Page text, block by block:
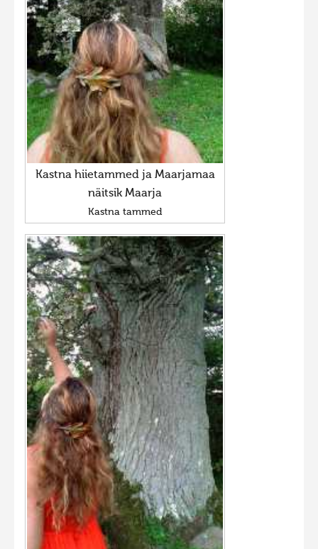
Kastna hiietammed ja Maarjamaa
näitsik Maarja
Kastna tammed